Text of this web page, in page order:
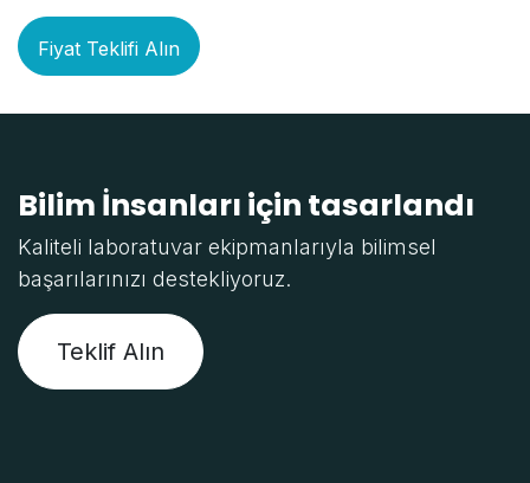
Fiyat Teklifi Alın
Bilim İnsanları için tasarlandı
Kaliteli laboratuvar ekipmanlarıyla bilimsel
başarılarınızı destekliyoruz.
Teklif Alın